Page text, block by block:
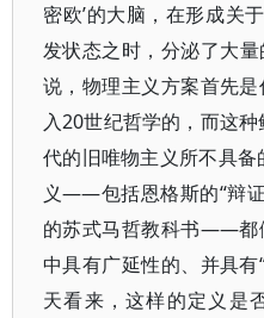
密欧’的大脑，在形成关
发状态之时，分泌了大
说，物理主义方案首先
入20世纪哲学的，而这
代的旧唯物主义所不具
义——包括恩格斯的“辩
的苏式马哲教科书——都
中具有广延性的、并具
天看来，这样的定义是